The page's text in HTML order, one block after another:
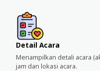
Detail Acara
Menampilkan detali acara
jam dan lokasi acara.